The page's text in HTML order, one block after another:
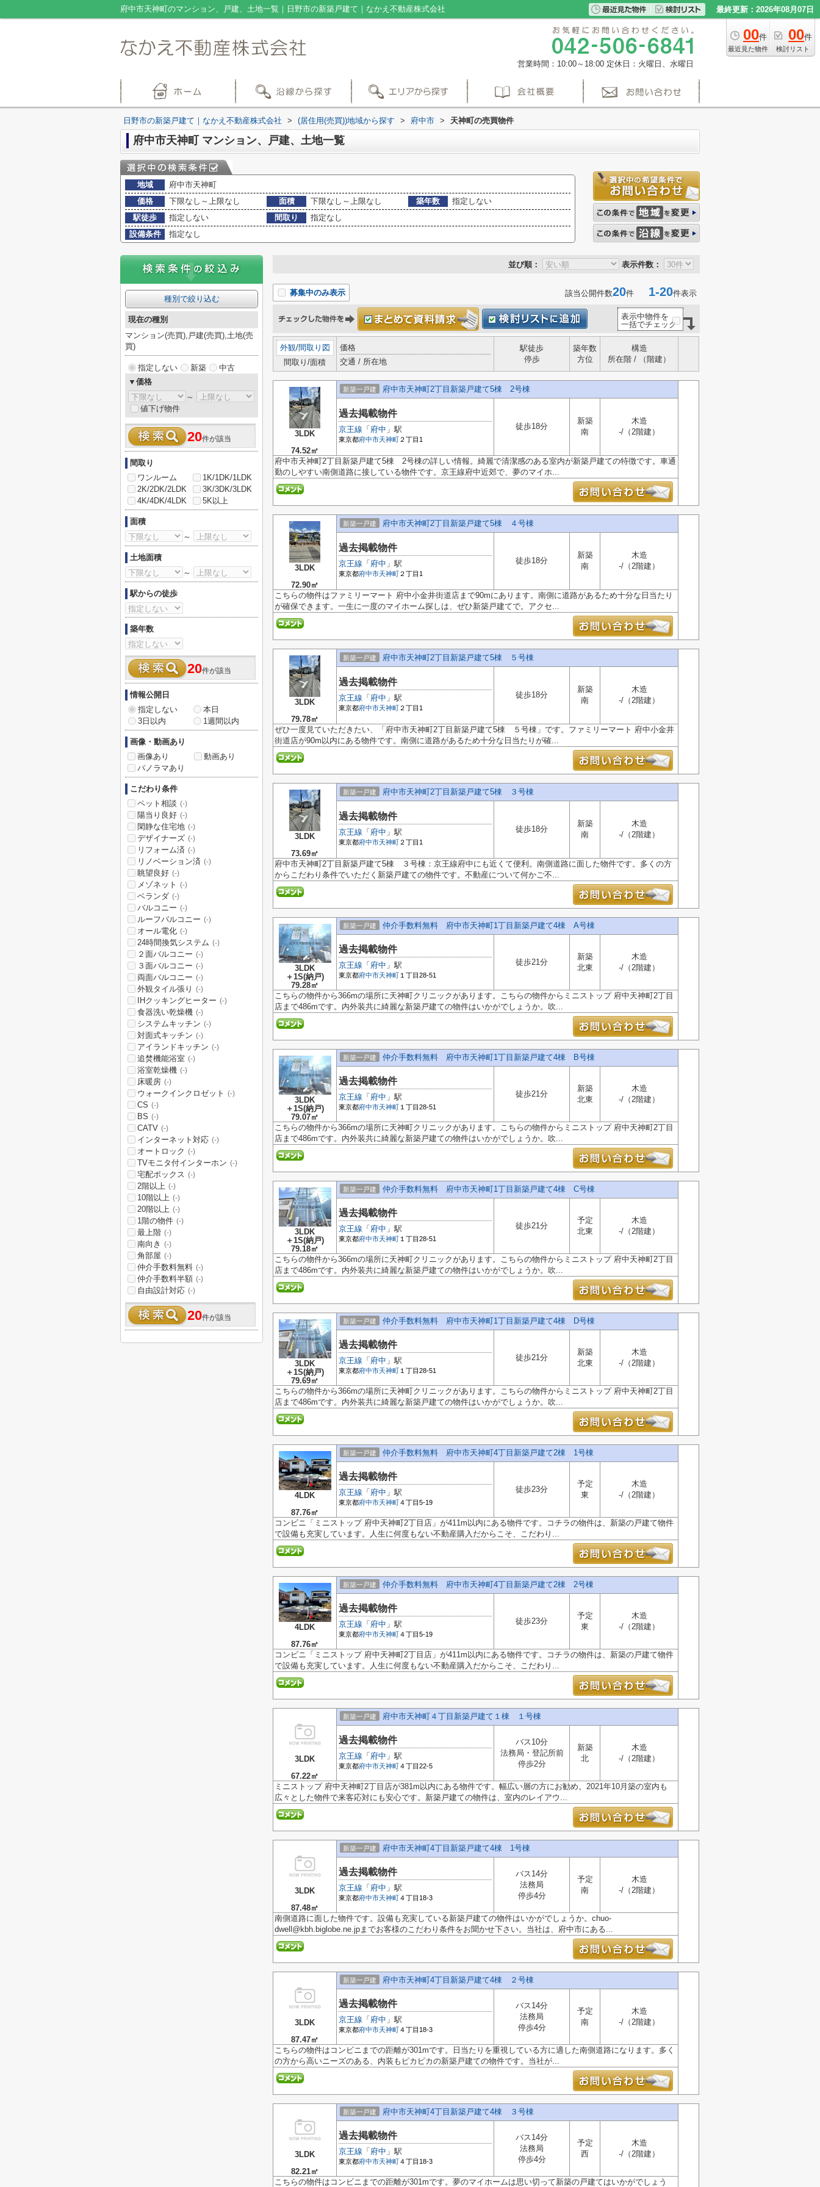
府中市天神町のマンション、戸建、土地一覧｜日野市の新築戸建て｜なかえ不動産株式会社 最終更新：2026年08月07日
00件
最近見た物件
00件
検討リスト
営業時間：10:00～18:00 定休日：火曜日、水曜日
日野市の新築戸建て｜なかえ不動産株式会社 > (居住用(売買))地域から探す > 府中市 > 天神町の売買物件
府中市天神町 マンション、戸建、土地一覧
地域
府中市天神町
価格
下限なし～上限なし 面積 下限なし～上限なし 築年数
指定しない
駅徒歩
指定しない 間取り
指定なし
設備条件
指定なし
並び順： 表示件数：
募集中のみ表示 該当公開件数20件 1-20件表示
表示中物件を
一括でチェック
外観/間取り図
間取り/面積
価格
交通 / 所在地
駅徒歩
停歩
築年数
方位
構造
所在階 / （階建）
3LDK
74.52㎡
新築一戸建 府中市天神町2丁目新築戸建て5棟 2号棟
過去掲載物件
京王線 「 府中 」駅
東京都府中市天神町 ２丁目1
徒歩18分
新築
南
木造
-/（2階建）
府中市天神町2丁目新築戸建て5棟 2号棟の詳しい情報。綺麗で清潔感のある室内が新築戸建ての特徴です。車通
勤のしやすい南側道路に接している物件です。京王線府中近郊で、夢のマイホ...
3LDK
72.90㎡
新築一戸建 府中市天神町2丁目新築戸建て5棟 ４号棟
過去掲載物件
京王線 「 府中 」駅
東京都府中市天神町 ２丁目1
徒歩18分
新築
南
木造
-/（2階建）
こちらの物件はファミリーマート 府中小金井街道店まで90mにあります。南側に道路があるため十分な日当たり
が確保できます。一生に一度のマイホーム探しは、ぜひ新築戸建てで。アクセ...
3LDK
79.78㎡
新築一戸建 府中市天神町2丁目新築戸建て5棟 ５号棟
過去掲載物件
京王線 「 府中 」駅
東京都府中市天神町 ２丁目1
徒歩18分
新築
南
木造
-/（2階建）
ぜひ一度見ていただきたい、「府中市天神町2丁目新築戸建て5棟 ５号棟」です。ファミリーマート 府中小金井
街道店が90m以内にある物件です。南側に道路があるため十分な日当たりが確...
3LDK
73.69㎡
新築一戸建 府中市天神町2丁目新築戸建て5棟 ３号棟
過去掲載物件
京王線 「 府中 」駅
東京都府中市天神町 ２丁目1
徒歩18分
新築
南
木造
-/（2階建）
府中市天神町2丁目新築戸建て5棟 ３号棟：京王線府中にも近くて便利。南側道路に面した物件です。多くの方
からこだわり条件でいただく新築戸建ての物件です。不動産について何かご不...
3LDK
＋1S(納戸)
79.28㎡
新築一戸建 仲介手数料無料 府中市天神町1丁目新築戸建て4棟 A号棟
過去掲載物件
京王線 「 府中 」駅
東京都府中市天神町 １丁目28-51
徒歩21分
新築
北東
木造
-/（2階建）
こちらの物件から366mの場所に天神町クリニックがあります。こちらの物件からミニストップ 府中天神町2丁目
店まで486mです。内外装共に綺麗な新築戸建ての物件はいかがでしょうか。吹...
3LDK
＋1S(納戸)
79.07㎡
新築一戸建 仲介手数料無料 府中市天神町1丁目新築戸建て4棟 B号棟
過去掲載物件
京王線 「 府中 」駅
東京都府中市天神町 １丁目28-51
徒歩21分
新築
北東
木造
-/（2階建）
こちらの物件から366mの場所に天神町クリニックがあります。こちらの物件からミニストップ 府中天神町2丁目
店まで486mです。内外装共に綺麗な新築戸建ての物件はいかがでしょうか。吹...
3LDK
＋1S(納戸)
79.18㎡
新築一戸建 仲介手数料無料 府中市天神町1丁目新築戸建て4棟 C号棟
過去掲載物件
京王線 「 府中 」駅
東京都府中市天神町 １丁目28-51
徒歩21分
予定
北東
木造
-/（2階建）
こちらの物件から366mの場所に天神町クリニックがあります。こちらの物件からミニストップ 府中天神町2丁目
店まで486mです。内外装共に綺麗な新築戸建ての物件はいかがでしょうか。吹...
3LDK
＋1S(納戸)
79.69㎡
新築一戸建 仲介手数料無料 府中市天神町1丁目新築戸建て4棟 D号棟
過去掲載物件
京王線 「 府中 」駅
東京都府中市天神町 １丁目28-51
徒歩21分
新築
北東
木造
-/（2階建）
こちらの物件から366mの場所に天神町クリニックがあります。こちらの物件からミニストップ 府中天神町2丁目
店まで486mです。内外装共に綺麗な新築戸建ての物件はいかがでしょうか。吹...
4LDK
87.76㎡
新築一戸建 仲介手数料無料 府中市天神町4丁目新築戸建て2棟 1号棟
過去掲載物件
京王線 「 府中 」駅
東京都府中市天神町 ４丁目5-19
徒歩23分
予定
東
木造
-/（2階建）
コンビニ「ミニストップ 府中天神町2丁目店」が411m以内にある物件です。コチラの物件は、新築の戸建て物件
で設備も充実しています。人生に何度もない不動産購入だからこそ、こだわり...
4LDK
87.76㎡
新築一戸建 仲介手数料無料 府中市天神町4丁目新築戸建て2棟 2号棟
過去掲載物件
京王線 「 府中 」駅
東京都府中市天神町 ４丁目5-19
徒歩23分
予定
東
木造
-/（2階建）
コンビニ「ミニストップ 府中天神町2丁目店」が411m以内にある物件です。コチラの物件は、新築の戸建て物件
で設備も充実しています。人生に何度もない不動産購入だからこそ、こだわり...
3LDK
67.22㎡
新築一戸建 府中市天神町４丁目新築戸建て１棟 １号棟
過去掲載物件
京王線 「 府中 」駅
東京都府中市天神町 ４丁目22-5
バス10分
法務局・登記所前
停歩2分
新築
北
木造
-/（2階建）
ミニストップ 府中天神町2丁目店が381m以内にある物件です。幅広い層の方にお勧め。2021年10月築の室内も
広々とした物件で来客応対にも安心です。新築戸建ての物件は、室内のレイアウ...
3LDK
87.48㎡
新築一戸建 府中市天神町4丁目新築戸建て4棟 1号棟
過去掲載物件
京王線 「 府中 」駅
東京都府中市天神町 ４丁目18-3
バス14分
法務局
停歩4分
予定
南
木造
-/（2階建）
南側道路に面した物件です。設備も充実している新築戸建ての物件はいかがでしょうか。chuo-
dwell@kbh.biglobe.ne.jpまでお客様のこだわり条件をお聞かせ下さい。当社は、府中市にある...
3LDK
87.47㎡
新築一戸建 府中市天神町4丁目新築戸建て4棟 ２号棟
過去掲載物件
京王線 「 府中 」駅
東京都府中市天神町 ４丁目18-3
バス14分
法務局
停歩4分
予定
南
木造
-/（2階建）
こちらの物件はコンビニまでの距離が301mです。日当たりを重視している方に適した南側道路になります。多く
の方から高いニーズのある、内装もピカピカの新築戸建ての物件です。当社が...
3LDK
82.21㎡
新築一戸建 府中市天神町4丁目新築戸建て4棟 ３号棟
過去掲載物件
京王線 「 府中 」駅
東京都府中市天神町 ４丁目18-3
バス14分
法務局
停歩4分
予定
西
木造
-/（2階建）
こちらの物件はコンビニまでの距離が301mです。夢のマイホームは思い切って新築の戸建てはいかがでしょう
種別で絞り込む
現在の種別
マンション(売買),戸建(売買),土地(売
買)
指定しない 新築
中古
▼価格
～
値下げ物件
20件が該当
間取り
ワンルーム
1K/1DK/1LDK
2K/2DK/2LDK
3K/3DK/3LDK
4K/4DK/4LDK
5K以上
面積
～
土地面積
～
駅からの徒歩
築年数
20件が該当
情報公開日
指定しない
本日
3日以内
1週間以内
画像・動画あり
画像あり
動画あり
パノラマあり
こだわり条件
ペット相談 (-)
陽当り良好 (-)
閑静な住宅地 (-)
デザイナーズ (-)
リフォーム済 (-)
リノベーション済 (-)
眺望良好 (-)
メゾネット (-)
ベランダ (-)
バルコニー (-)
ルーフバルコニー (-)
オール電化 (-)
24時間換気システム (-)
２面バルコニー (-)
３面バルコニー (-)
両面バルコニー (-)
外観タイル張り (-)
IHクッキングヒーター (-)
食器洗い乾燥機 (-)
システムキッチン (-)
対面式キッチン (-)
アイランドキッチン (-)
追焚機能浴室 (-)
浴室乾燥機 (-)
床暖房 (-)
ウォークインクロゼット (-)
CS (-)
BS (-)
CATV (-)
インターネット対応 (-)
オートロック (-)
TVモニタ付インターホン (-)
宅配ボックス (-)
2階以上 (-)
10階以上 (-)
20階以上 (-)
1階の物件 (-)
最上階 (-)
南向き (-)
角部屋 (-)
仲介手数料無料 (-)
仲介手数料半額 (-)
自由設計対応 (-)
20件が該当